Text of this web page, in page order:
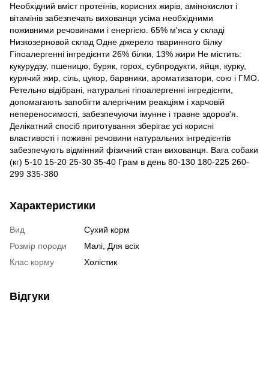
Необхідний вміст протеїнів, корисних жирів, амінокислот і
вітамінів забезпечать вихованця усіма необхідними
поживними речовинами і енергією. 65% м'яса у складі
Низкозерновой склад Одне джерело тваринного білку
Гіпоалергенні інгредієнти 26% білки, 13% жири Не містить:
кукурудзу, пшеницю, буряк, горох, субпродукти, яйця, курку,
курячий жир, сіль, цукор, барвники, ароматизатори, сою і ГМО.
Ретельно відібрані, натуральні гіпоалергенні інгредієнти,
допомагають запобігти алергічним реакціям і харчовій
непереносимості, забезпечуючи імунне і травне здоров'я.
Делікатний спосіб приготування зберігає усі корисні
властивості і поживні речовини натуральних інгредієнтів
забезпечують відмінний фізичний стан вихованця. Вага собаки
(кг) 5-10 15-20 25-30 35-40 Грам в день 80-130 180-225 260-
299 335-380
Характеристики
Вид
Сухий корм
Розмір породи
Малі, Для всіх
Клас корму
Холістик
Відгуки